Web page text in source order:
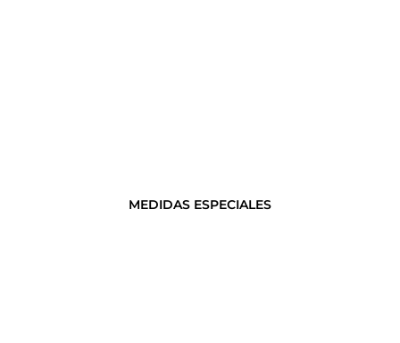
MEDIDAS ESPECIALES